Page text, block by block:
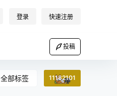
登录 快速注册
投稿
全部标签 11182101